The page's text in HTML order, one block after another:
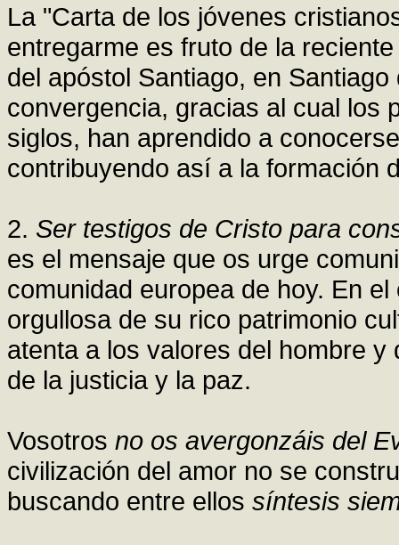
La "Carta de los jóvenes
entregarme es fruto de la
del apóstol Santiago, en
convergencia, gracias al cual los
siglos, han aprendido a
contribuyendo así a la formación
2. Ser testigos de Cristo para
es el mensaje que os urge
comunidad europea de hoy. En
orgullosa de su rico patrimonio
atenta a los valores del hombre
de la justicia y la paz.
Vosotros no os avergonzáis del
civilización del amor no se
buscando entre ellos síntesis